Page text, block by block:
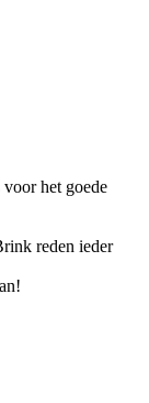
voor het goede
reden ieder